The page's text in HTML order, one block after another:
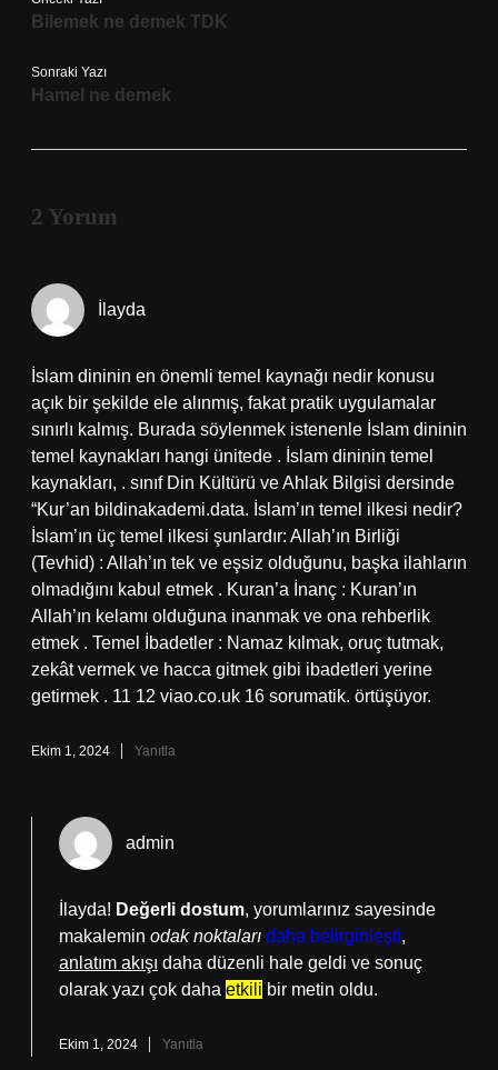
Bilemek ne demek TDK
Sonraki Yazı
Hamel ne demek
2 Yorum
İlayda
İslam dininin en önemli temel kaynağı nedir konusu
açık bir şekilde ele alınmış, fakat pratik uygulamalar
sınırlı kalmış. Burada söylenmek istenenle İslam dininin
temel kaynakları hangi ünitede . İslam dininin temel
kaynakları, . sınıf Din Kültürü ve Ahlak Bilgisi dersinde
“Kur’an bildinakademi.data. İslam’ın temel ilkesi nedir?
İslam’ın üç temel ilkesi şunlardır: Allah’ın Birliği
(Tevhid) : Allah’ın tek ve eşsiz olduğunu, başka ilahların
olmadığını kabul etmek . Kuran’a İnanç : Kuran’ın
Allah’ın kelamı olduğuna inanmak ve ona rehberlik
etmek . Temel İbadetler : Namaz kılmak, oruç tutmak,
zekât vermek ve hacca gitmek gibi ibadetleri yerine
getirmek . 11 12 viao.co.uk 16 sorumatik. örtüşüyor.
Ekim 1, 2024 Yanıtla
admin
İlayda! Değerli dostum, yorumlarınız sayesinde
makalemin odak noktaları daha belirginleşti,
anlatım akışı daha düzenli hale geldi ve sonuç
olarak yazı çok daha etkili bir metin oldu.
Ekim 1, 2024 Yanıtla